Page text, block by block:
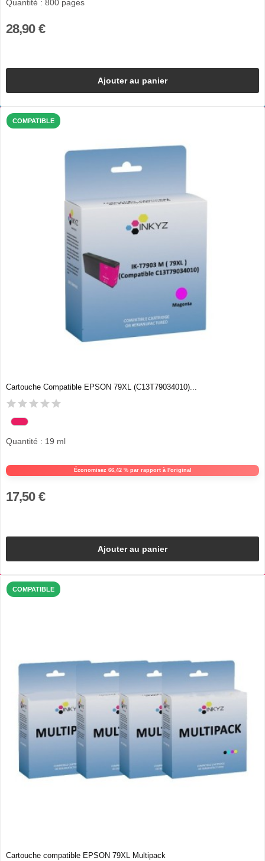
Quantité : 800 pages
28,90 €
Ajouter au panier
COMPATIBLE
Cartouche Compatible EPSON 79XL (C13T79034010)...
Économisez 66,42 % par rapport à l'original
Quantité : 19 ml
17,50 €
Ajouter au panier
COMPATIBLE
Cartouche compatible EPSON 79XL Multipack